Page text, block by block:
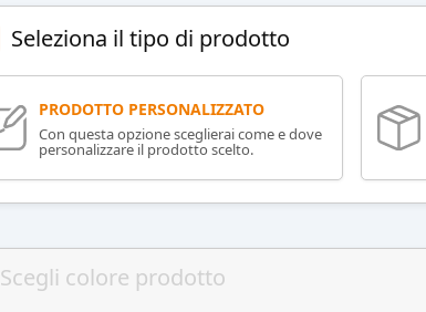
Seleziona il tipo di prodotto
PRODOTTO PERSONALIZZATO
Con questa opzione sceglierai come e dove
personalizzare il prodotto scelto.
Scegli colore prodotto